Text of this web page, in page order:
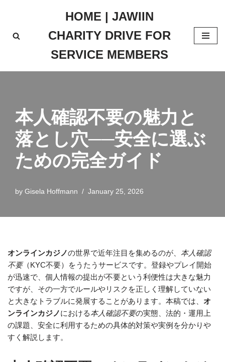
to
HOME | JAWIIN
CHARITY DRIVE FOR
SERVICE MEMBERS
本人確認不要の魅力と
落とし穴──安全に選ぶ
ための完全ガイド
by Gisela Hoffmann January 25, 2026
オンラインカジノの世界で近年注目を集めるのが、 本人確認
不要（KYC不要）をうたうサービスです。登録やプレイ開始
が迅速で、個人情報の提出が不要という利便性は大きな魅力
ですが、その一方でルールやリスクを正しく理解していない
と大きなトラブルに発展することがあります。本稿では、 オ
ンラインカジノにおける本人確認不要の実態、法的・運用上
の課題、安全に利用するための具体的対策や実例を分かりや
すく解説します。